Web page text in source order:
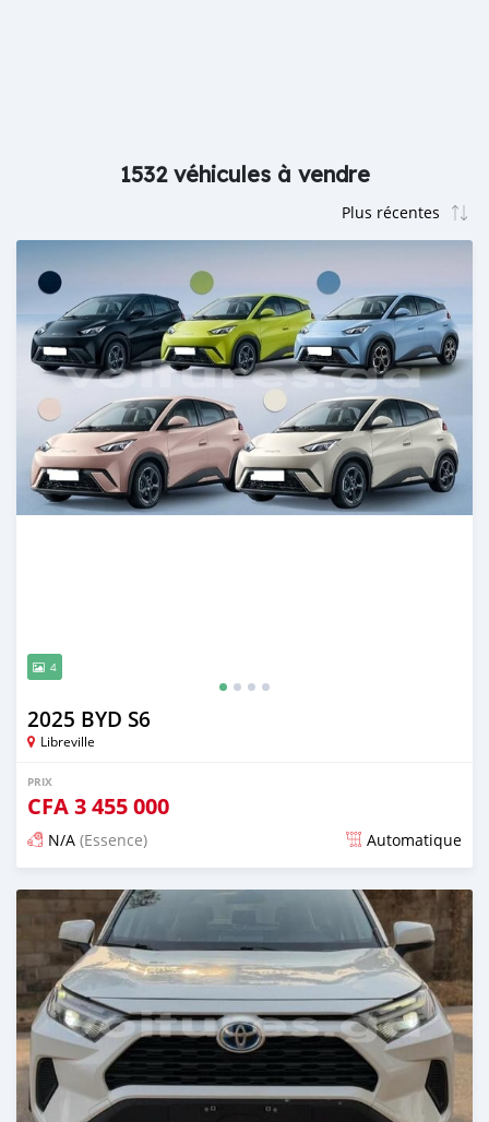
1532 véhicules à vendre
4
2025 BYD S6
Libreville
PRIX
CFA3 455 000
N/A (Essence) Automatique
Publié il y a 13 jours